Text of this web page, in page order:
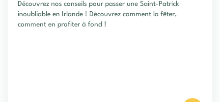
Découvrez nos conseils pour passer une Saint-Patrick
inoubliable en Irlande ! Découvrez comment la fêter,
comment en profiter à fond !